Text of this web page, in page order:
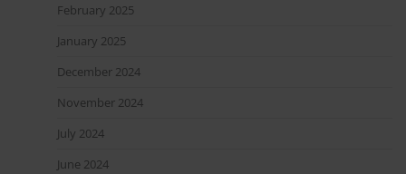
February 2025
January 2025
December 2024
November 2024
July 2024
June 2024